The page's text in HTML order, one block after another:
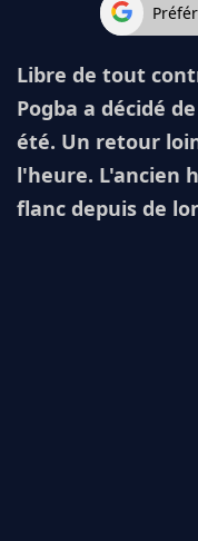
Libre de tout
Pogba a décidé
été. Un retour
l'heure. L'ancien
flanc depuis de